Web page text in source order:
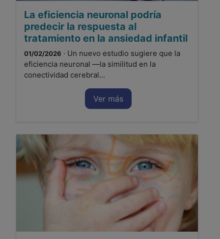
La eficiencia neuronal podría
predecir la respuesta al
tratamiento en la ansiedad infantil
01/02/2026 · Un nuevo estudio sugiere que la
eficiencia neuronal —la similitud en la
conectividad cerebral...
Ver más